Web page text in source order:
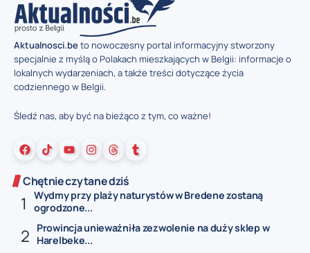
Aktualnosci.beto nowoczesny portal informacyjny stworzony
specjalnie z myślą o Polakach mieszkających w Belgii: informacje o
lokalnych wydarzeniach, a także treści dotyczące życia
codziennego w Belgii.
Śledź nas, aby być na bieżąco z tym, co ważne!
Chętnie czytane dziś
Wydmy przy plaży naturystów w Bredene zostaną
ogrodzone...
Prowincja unieważniła zezwolenie na duży sklep w
Harelbeke...